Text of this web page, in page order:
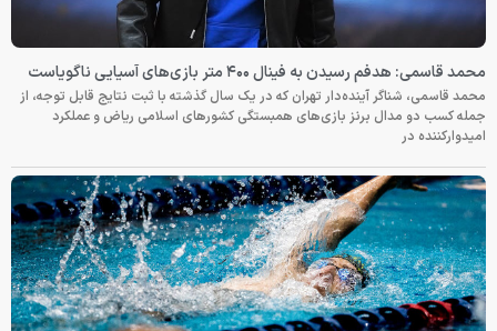
محمد قاسمی: هدفم رسیدن به فینال ۴۰۰ متر بازی‌های آسیایی ناگویاست
محمد قاسمی، شناگر آینده‌دار تهران که در یک سال گذشته با ثبت نتایج قابل توجه، از
جمله کسب دو مدال برنز بازی‌های همبستگی کشورهای اسلامی ریاض و عملکرد
امیدوارکننده در